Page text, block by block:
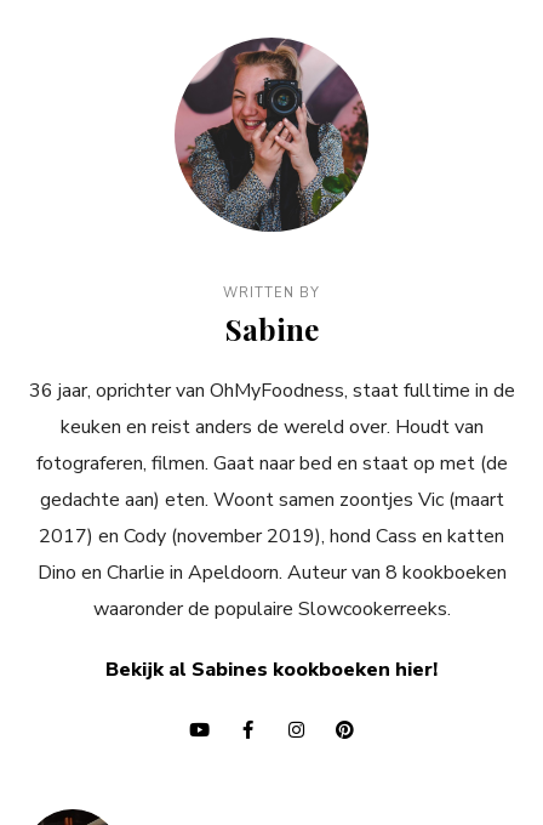
WRITTEN BY
Sabine
36 jaar, oprichter van OhMyFoodness, staat fulltime in de
keuken en reist anders de wereld over. Houdt van
fotograferen, filmen. Gaat naar bed en staat op met (de
gedachte aan) eten. Woont samen zoontjes Vic (maart
2017) en Cody (november 2019), hond Cass en katten
Dino en Charlie in Apeldoorn. Auteur van 8 kookboeken
waaronder de populaire Slowcookerreeks.
Bekijk al Sabines kookboeken hier!